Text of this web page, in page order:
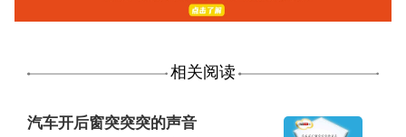
相关阅读
汽车开后窗突突突的声音